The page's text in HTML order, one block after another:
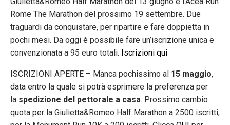
Rome The Marathon del prossimo 19 settembre. Due
traguardi da conquistare, per ripartire e fare doppietta in
pochi mesi. Da oggi è possibile fare un’iscrizione unica e
convenzionata a 95 euro totali. Iscrizioni qui
ISCRIZIONI APERTE – Manca pochissimo al 15 maggio,
data entro la quale si potrà esprimere la preferenza per
la spedizione del pettorale a casa. Prossimo cambio
quota per la Giulietta&Romeo Half Marathon a 2500 iscritti,